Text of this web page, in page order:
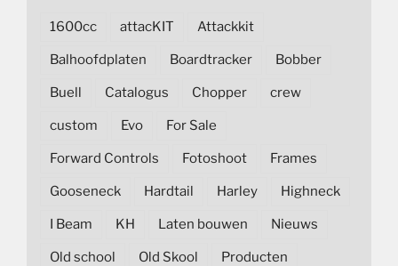
1600cc attacKIT Attackkit
Balhoofdplaten Boardtracker Bobber
Buell Catalogus Chopper crew
custom Evo For Sale
Forward Controls Fotoshoot Frames
Gooseneck Hardtail Harley Highneck
I Beam KH Laten bouwen Nieuws
Old school Old Skool Producten